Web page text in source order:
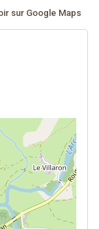
sur Google Maps